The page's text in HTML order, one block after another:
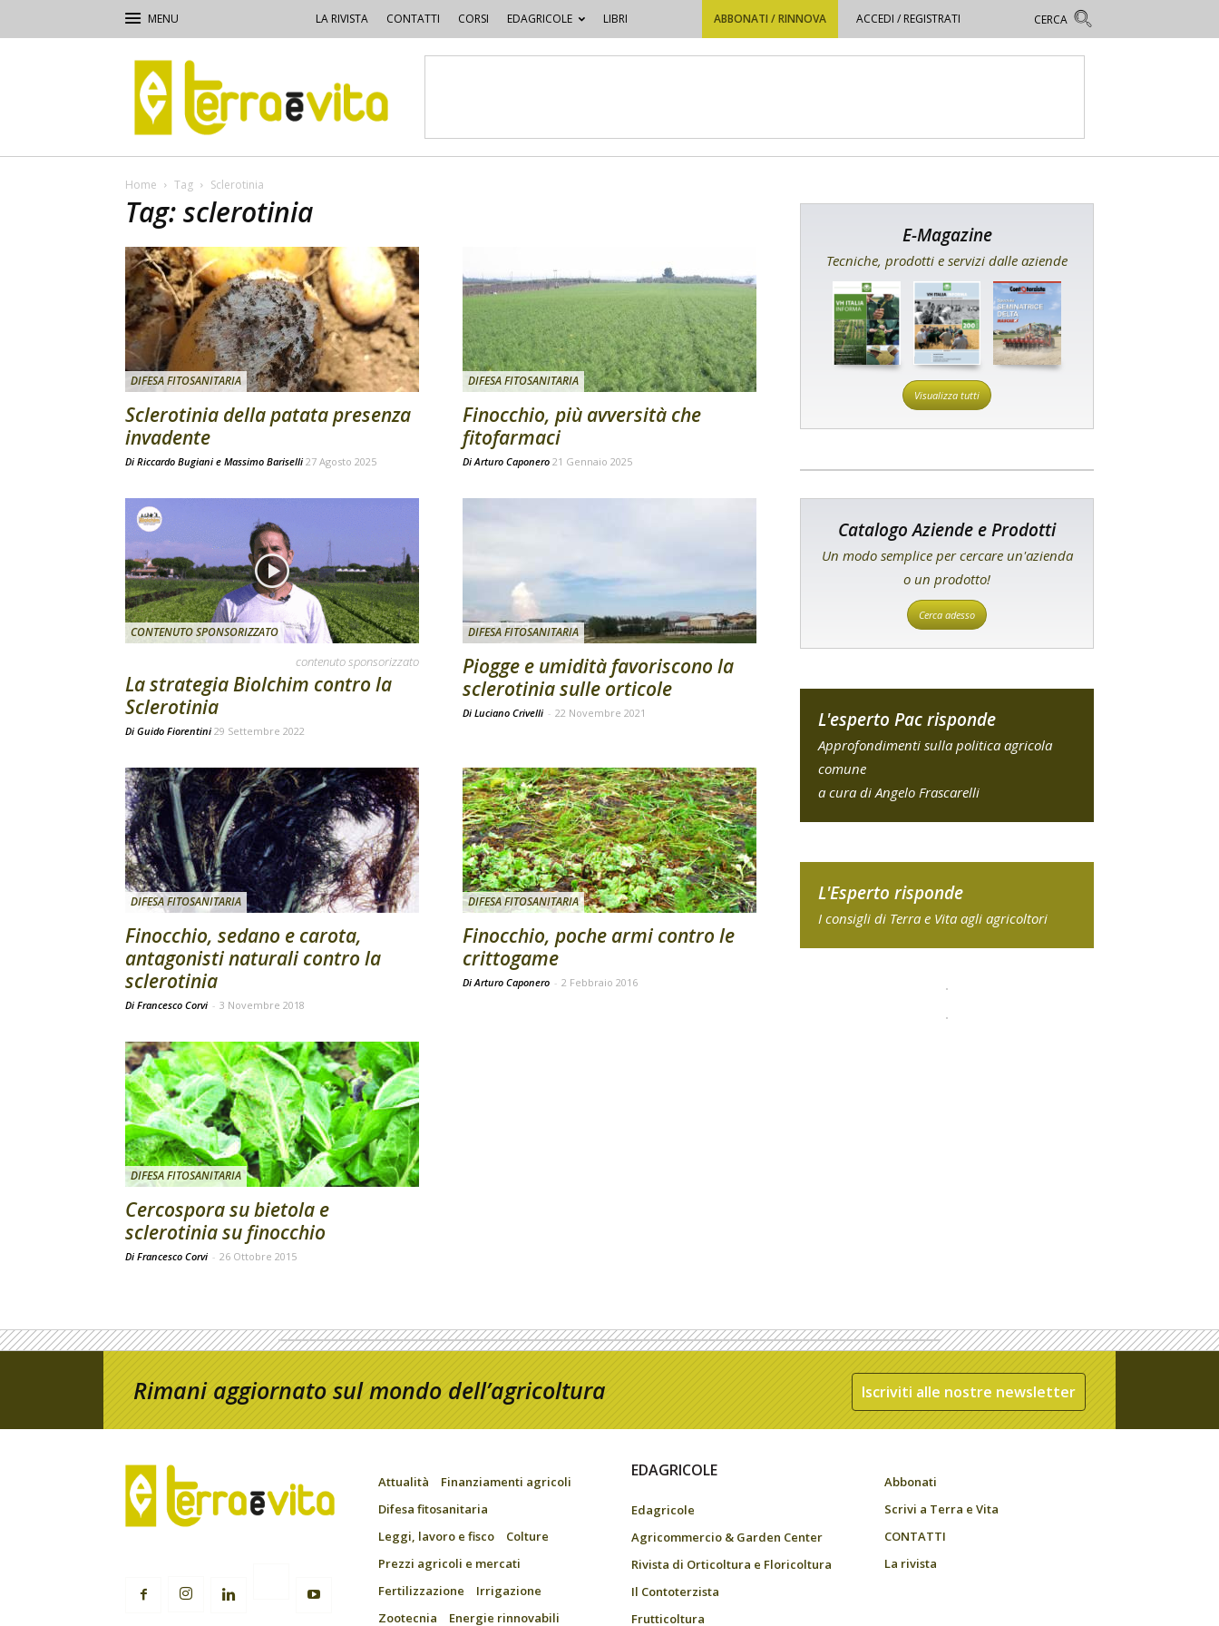
LA RIVISTA CONTATTI CORSI EDAGRICOLE LIBRI ABBONATI / RINNOVA ACCEDI / REGISTRATI
Terra
e
Vita
Home Tag Sclerotinia
Tag: sclerotinia
DIFESA FITOSANITARIA
Sclerotinia della patata presenza
invadente
Di Riccardo Bugiani e Massimo Bariselli 27 Agosto 2025
DIFESA FITOSANITARIA
Finocchio, più avversità che
fitofarmaci
DiArturo Caponero 21 Gennaio 2025
CONTENUTO SPONSORIZZATO
contenuto sponsorizzato
La strategia Biolchim contro la
Sclerotinia
Di Guido Fiorentini 29 Settembre 2022
DIFESA FITOSANITARIA
Piogge e umidità favoriscono la
sclerotinia sulle orticole
Di Luciano Crivelli - 22 Novembre 2021
DIFESA FITOSANITARIA
Finocchio, sedano e carota,
antagonisti naturali contro la
sclerotinia
Di Francesco Corvi - 3 Novembre 2018
DIFESA FITOSANITARIA
Finocchio, poche armi contro le
crittogame
Di Arturo Caponero - 2 Febbraio 2016
DIFESA FITOSANITARIA
Cercospora su bietola e
sclerotinia su finocchio
Di Francesco Corvi - 26 Ottobre 2015
E-Magazine
Tecniche, prodotti e servizi dalle aziende
Visualizza tutti
Catalogo Aziende e Prodotti
Un modo semplice per cercare un'azienda
o un prodotto!
Cerca adesso
L'esperto Pac risponde
Approfondimenti sulla politica agricola
comune
a cura di Angelo Frascarelli
L'Esperto risponde
I consigli di Terra e Vita agli agricoltori
Rimani aggiornato sul mondo dell’agricoltura Iscriviti alle nostre newsletter
Attualità
Finanziamenti agricoli
Difesa fitosanitaria
Leggi, lavoro e fisco
Colture
Prezzi agricoli e mercati
Fertilizzazione
Irrigazione
Zootecnia
Energie rinnovabili
EDAGRICOLE
Edagricole
Agricommercio & Garden Center
Rivista di Orticoltura e Floricoltura
Il Contoterzista
Frutticoltura
Abbonati
Scrivi a Terra e Vita
CONTATTI
La rivista